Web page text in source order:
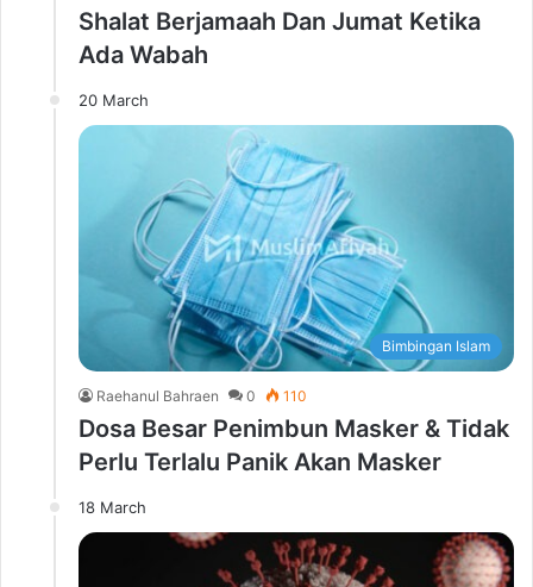
Shalat Berjamaah Dan Jumat Ketika
Ada Wabah
20 March
Bimbingan Islam
Raehanul Bahraen 0 110
Dosa Besar Penimbun Masker & Tidak
Perlu Terlalu Panik Akan Masker
18 March